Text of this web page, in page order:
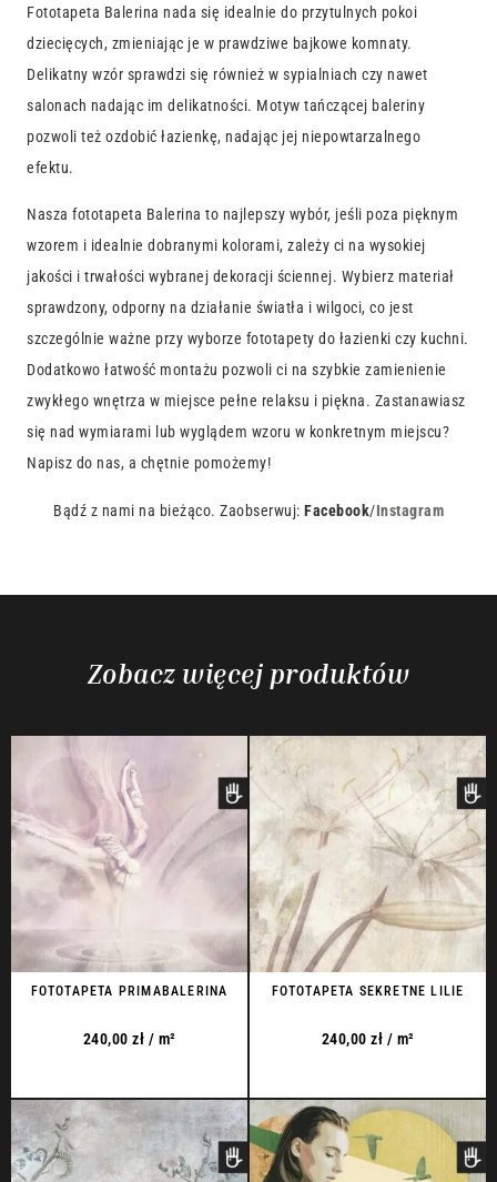
Fototapeta Balerina nada się idealnie do przytulnych pokoi
dziecięcych, zmieniając je w prawdziwe bajkowe komnaty.
Delikatny wzór sprawdzi się również w sypialniach czy nawet
salonach nadając im delikatności. Motyw tańczącej baleriny
pozwoli też ozdobić łazienkę, nadając jej niepowtarzalnego
efektu.
Nasza fototapeta Balerina to najlepszy wybór, jeśli poza pięknym
wzorem i idealnie dobranymi kolorami, zależy ci na wysokiej
jakości i trwałości wybranej dekoracji ściennej. Wybierz materiał
sprawdzony, odporny na działanie światła i wilgoci, co jest
szczególnie ważne przy wyborze fototapety do łazienki czy kuchni.
Dodatkowo łatwość montażu pozwoli ci na szybkie zamienienie
zwykłego wnętrza w miejsce pełne relaksu i piękna. Zastanawiasz
się nad wymiarami lub wyglądem wzoru w konkretnym miejscu?
Napisz do nas, a chętnie pomożemy!
Bądź z nami na bieżąco. Zaobserwuj: Facebook/Instagram
Zobacz więcej produktów
FOTOTAPETA PRIMABALERINA
240,00 zł / m²
FOTOTAPETA SEKRETNE LILIE
240,00 zł / m²